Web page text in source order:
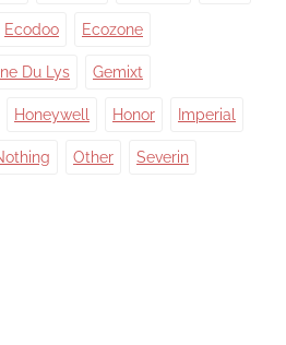
Ecodoo Ecozone
Du Lys Gemixt
Honeywell Honor Imperial
Other Severin